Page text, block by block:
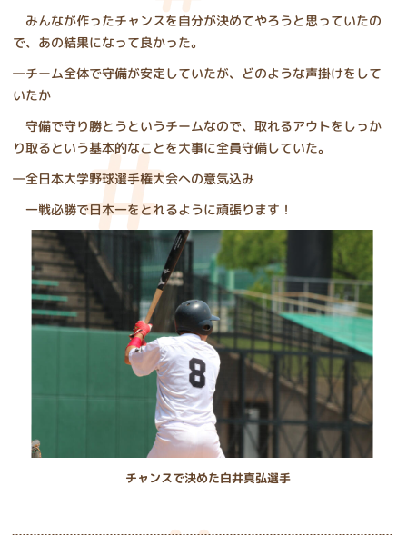
みんなが作ったチャンスを自分が決めてやろうと思っていたの
で、あの結果になって良かった。
―チーム全体で守備が安定していたが、どのような声掛けをして
いたか
守備で守り勝とうというチームなので、取れるアウトをしっか
り取るという基本的なことを大事に全員守備していた。
―全日本大学野球選手権大会への意気込み
一戦必勝で日本一をとれるように頑張ります！
チャンスで決めた白井真弘選手